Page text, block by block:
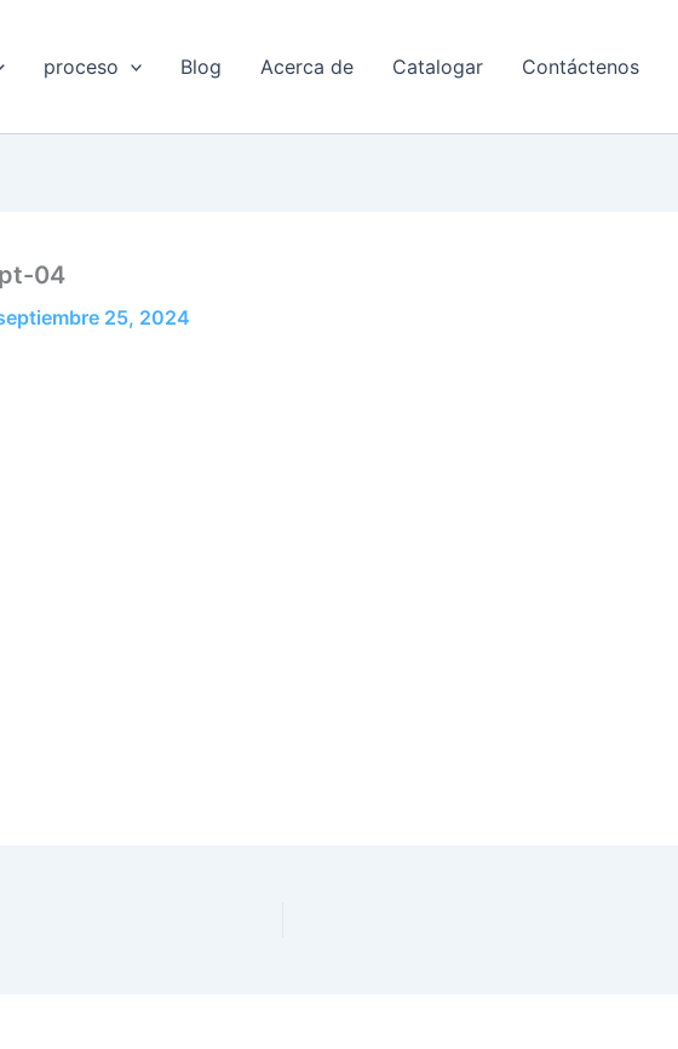
proceso Blog Acerca de Catalogar Contáctenos
04
25, 2024